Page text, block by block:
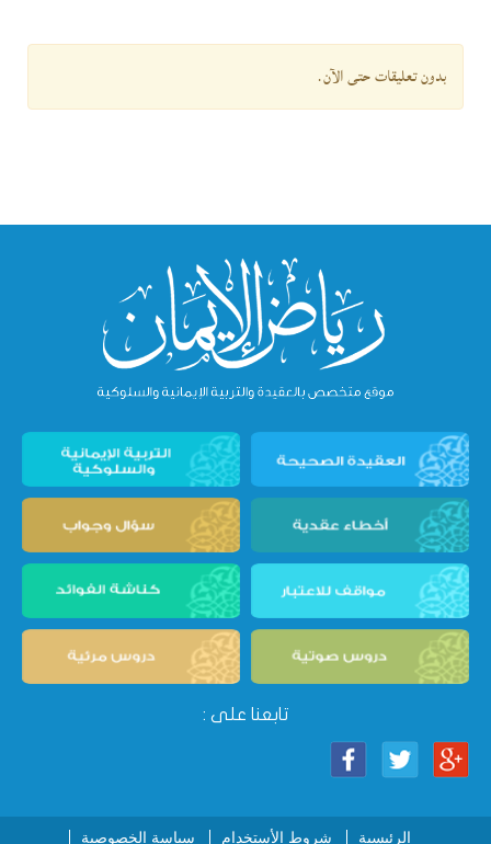
بدون تعليقات حتى الآن.
تابعنا على :
الرئيسية شروط الأستخدام سياسة الخصوصية